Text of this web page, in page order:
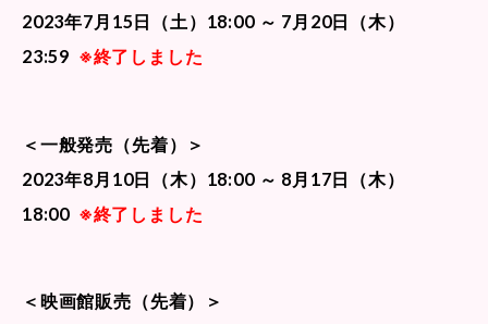
2023年7月15日（土）18:00 ～ 7月20日（木）
23:59 ※終了しました
＜一般発売（先着）＞
2023年8月10日（木）18:00 ～ 8月17日（木）
18:00 ※終了しました
＜映画館販売（先着）＞